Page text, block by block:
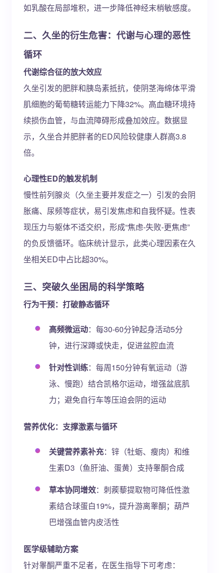
如乳酸在局部堆积，进一步降低神经末梢敏感度。
二、久坐的衍生危害：代谢与心理的恶性
循环
代谢综合征的放大效应
久坐引发的肥胖和胰岛素抵抗，使阴茎海绵体平滑
肌细胞的葡萄糖转运能力下降32%。高血糖环境持
续损伤血管，与血流障碍形成叠加效应。数据显
示，久坐合并肥胖者的ED风险较健康人群高3.8
倍。
心理性ED的触发机制
慢性前列腺炎（久坐主要并发症之一）引发的会阴
胀痛、尿频等症状，易引发焦虑和自我怀疑。性表
现压力与躯体不适交织，形成“焦虑-失败-更焦虑”
的负反馈循环。临床统计显示，此类心理因素在久
坐相关ED中占比超30%。
三、突破久坐困局的科学策略
行为干预：打破静态循环
高频微运动：每30-60分钟起身活动5分
钟，进行深蹲或快走，促进盆腔血流
针对性训练：每周150分钟有氧运动（游
泳、慢跑）结合凯格尔运动，增强盆底肌
力；避免自行车等压迫会阴的运动
营养优化：支撑激素与循环
关键营养素补充：锌（牡蛎、瘦肉）和维
生素D3（鱼肝油、蛋黄）支持睾酮合成
草本协同增效：刺蒺藜提取物可降低性激
素结合球蛋白19%，提升游离睾酮；葫芦
巴增强血管内皮活性
医学级辅助方案
针对睾酮严重不足者，在医生指导下可考虑：